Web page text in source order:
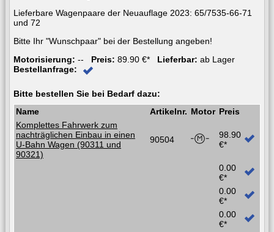
Lieferbare Wagenpaare der Neuauflage 2023: 65/7535-66-71
und 72
Bitte Ihr "Wunschpaar" bei der Bestellung angeben!
Motorisierung: -- Preis: 89.90 €* Lieferbar: ab Lager
Bestellanfrage:
Bitte bestellen Sie bei Bedarf dazu:
Name
Artikelnr. Motor Preis
Komplettes Fahrwerk zum
nachträglichen Einbau in einen
U-Bahn Wagen (90311 und
90321)
90504
98.90
€*
0.00
€*
0.00
€*
0.00
€*